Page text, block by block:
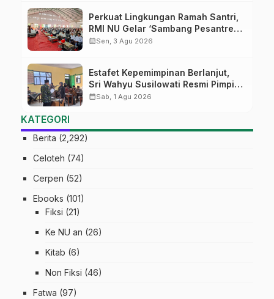
Perkuat Lingkungan Ramah Santri,
RMI NU Gelar ‘Sambang Pesantren’
di Pati
calendar_monthSen, 3 Agu 2026
Estafet Kepemimpinan Berlanjut,
Sri Wahyu Susilowati Resmi Pimpin
MTs Ma’arif Sapuran
calendar_monthSab, 1 Agu 2026
KATEGORI
Berita (2,292)
Celoteh (74)
Cerpen (52)
Ebooks (101)
Fiksi (21)
Ke NU an (26)
Kitab (6)
Non Fiksi (46)
Fatwa (97)